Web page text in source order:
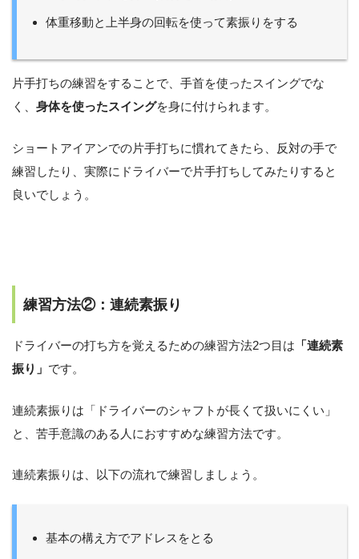
体重移動と上半身の回転を使って素振りをする
片手打ちの練習をすることで、手首を使ったスイングでな
く、 身体を使ったスイングを身に付けられます。
ショートアイアンでの片手打ちに慣れてきたら、反対の手で
練習したり、実際にドライバーで片手打ちしてみたりすると
良いでしょう。
練習方法②：連続素振り
ドライバーの打ち方を覚えるための練習方法2つ目は 「連続素
振り」 です。
連続素振りは「ドライバーのシャフトが長くて扱いにくい」
と、苦手意識のある人におすすめな練習方法です。
連続素振りは、以下の流れで練習しましょう。
基本の構え方でアドレスをとる